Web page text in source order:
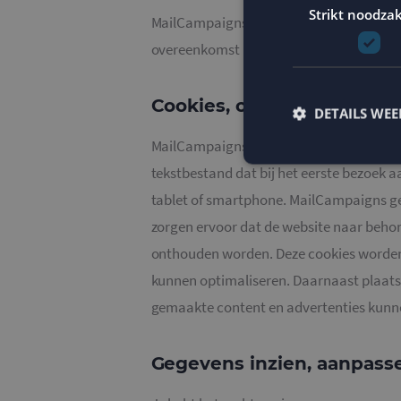
MailCampaigns verstrekt uitsluitend
overeenkomst met jou of om te voldoen
Cookies, of vergelijkbare
MailCampaigns gebruikt functionele,
tekstbestand dat bij het eerste bezoek
tablet of smartphone. MailCampaigns
zorgen ervoor dat de website naar
onthouden worden. Deze cookies
kunnen optimaliseren. Daarnaast
gemaakte content en advertenties
Gegevens inzien,
Strikt
DETAILS
Strikt noodzakelijke
accountbeheer. De
PHPSESSID